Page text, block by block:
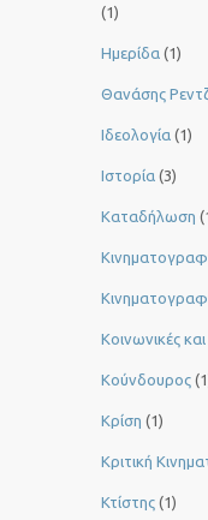
(1)
Ημερίδα (1)
Θανάσης
Ιδεολογία (1)
Ιστορία (3)
Καταδήλωση
Κοινωνικές
Κούνδουρος
Κρίση (1)
Κριτική
Κτίστης (1)